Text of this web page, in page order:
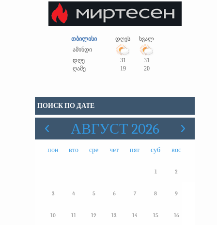
თბილისი დღეს
ხვალ
ამინდი
დღე
31
31
ღამე
19 20
ПОИСК ПО ДАТЕ
АВГУСТ 2026
пон вто сре чет пят суб вос
1 2
3 4 5 6 7 8 9
10 11 12 13 14 15 16